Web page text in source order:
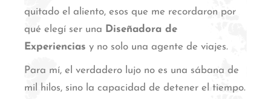
quitado el aliento, esos que me recordaron por
qué elegí ser una Diseñadora de
Experiencias y no solo una agente de viajes.
Para mí, el verdadero lujo no es una sábana de
mil hilos, sino la capacidad de detener el tiempo.